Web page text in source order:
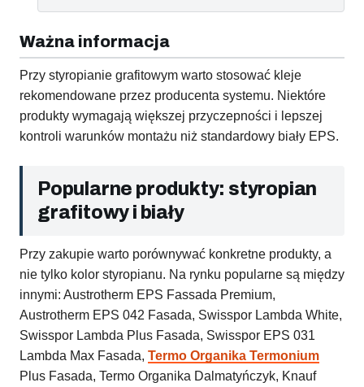
Ważna informacja
Przy styropianie grafitowym warto stosować kleje
rekomendowane przez producenta systemu. Niektóre
produkty wymagają większej przyczepności i lepszej
kontroli warunków montażu niż standardowy biały EPS.
Popularne produkty: styropian
grafitowy i biały
Przy zakupie warto porównywać konkretne produkty, a
nie tylko kolor styropianu. Na rynku popularne są między
innymi: Austrotherm EPS Fassada Premium,
Austrotherm EPS 042 Fasada, Swisspor Lambda White,
Swisspor Lambda Plus Fasada, Swisspor EPS 031
Lambda Max Fasada, Termo Organika Termonium
Plus Fasada, Termo Organika Dalmatyńczyk, Knauf